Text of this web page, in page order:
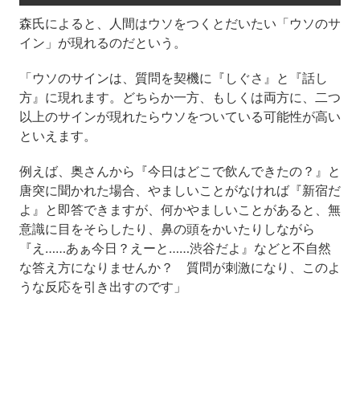
森氏によると、人間はウソをつくとだいたい「ウソのサ
イン」が現れるのだという。
「ウソのサインは、質問を契機に『しぐさ』と『話し
方』に現れます。どちらか一方、もしくは両方に、二つ
以上のサインが現れたらウソをついている可能性が高い
といえます。
例えば、奥さんから『今日はどこで飲んできたの？』と
唐突に聞かれた場合、やましいことがなければ『新宿だ
よ』と即答できますが、何かやましいことがあると、無
意識に目をそらしたり、鼻の頭をかいたりしながら
『え……あぁ今日？えーと……渋谷だよ』などと不自然
な答え方になりませんか？ 質問が刺激になり、このよ
うな反応を引き出すのです」